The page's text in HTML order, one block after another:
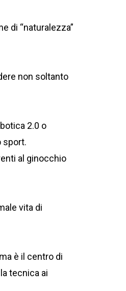
di “naturalezza”
non soltanto
2.0 o
sport.
al ginocchio
vita di
è il centro di
tecnica ai